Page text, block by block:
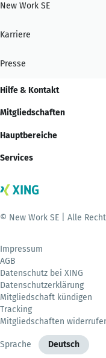
New Work SE
Karriere
Presse
Hilfe & Kontakt
Mitgliedschaften
Hauptbereiche
Services
© New Work SE | Alle
Impressum
AGB
Datenschutz bei XING
Datenschutzerklärung
Mitgliedschaft kündigen
Tracking
Mitgliedschaften
Sprache Deutsch